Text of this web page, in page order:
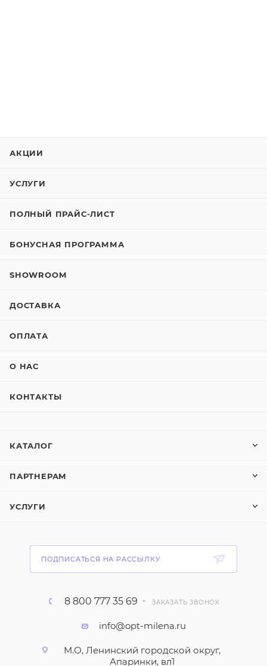
АКЦИИ
УСЛУГИ
ПОЛНЫЙ ПРАЙС-ЛИСТ
БОНУСНАЯ ПРОГРАММА
SHOWROOM
ДОСТАВКА
ОПЛАТА
О НАС
КОНТАКТЫ
КАТАЛОГ
ПАРТНЕРАМ
УСЛУГИ
ПОДПИСАТЬСЯ НА РАССЫЛКУ
8 800 777 35 69 ЗАКАЗАТЬ ЗВОНОК
info@opt-milena.ru
М.О, Ленинский городской округ,
Апаринки, вл1